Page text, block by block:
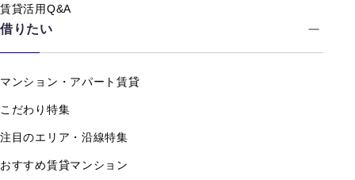
賃貸活用Q&A
借りたい
マンション・アパート賃貸
こだわり特集
注目のエリア・沿線特集
おすすめ賃貸マンション